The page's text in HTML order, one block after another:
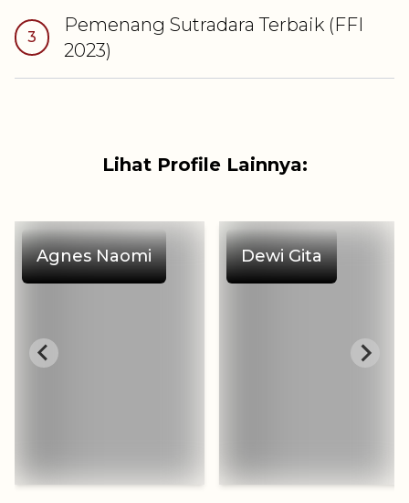
3
Pemenang Sutradara Terbaik(FFI
2023)
Lihat Profile Lainnya:
Agnes Naomi Dewi Gita